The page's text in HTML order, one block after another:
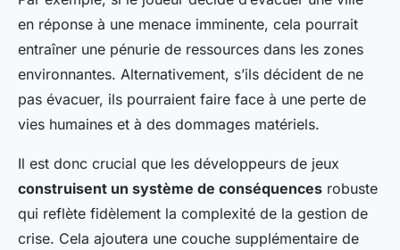
en réponse à une menace imminente, cela pourrait
entraîner une pénurie de ressources dans les zones
environnantes. Alternativement, s’ils décident de ne
pas évacuer, ils pourraient faire face à une perte de
vies humaines et à des dommages matériels.
Il est donc crucial que les développeurs de jeux
construisent un système de conséquences robuste
qui reflète fidèlement la complexité de la gestion de
crise. Cela ajoutera une couche supplémentaire de